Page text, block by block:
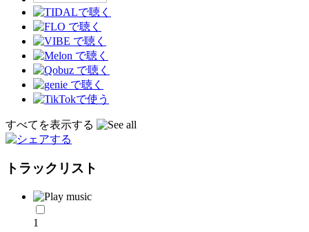
すべてを表示する
トラックリスト
1